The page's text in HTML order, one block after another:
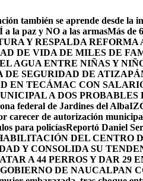
también se aprende desde la
a la paz y NO a las armasMás de
Y RESPALDA
DE VIDA DE MILES DE
AGUA ENTRE NIÑAS Y
DE SEGURIDAD DE
EN TECÁMAC CON
A DOS
federal de Jardines del Alba
carecer de autorización
para policíasReportó Daniel
DEL CENTRO
Y CONSOLIDA SU
A 44 PERROS Y DAR 29
DE NAUCALPAN